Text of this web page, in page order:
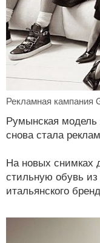
Рекламная кампания
Румынская модель
снова стала
На новых снимках
стильную обувь
итальянского